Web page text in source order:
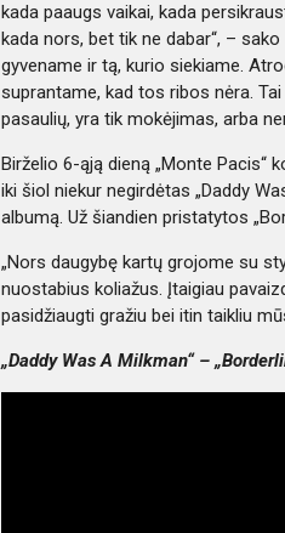
kada paaugs vaikai, kada
kada nors, bet tik ne dabar“, –
gyvename ir tą, kurio siekiame.
suprantame, kad tos ribos nėra.
pasaulių, yra tik mokėjimas, arba
Birželio 6-ąją dieną „Monte Pacis“
iki šiol niekur negirdėtas „Daddy
albumą. Už šiandien pristatytos
„Nors daugybę kartų grojome su
nuostabius koliažus. Įtaigiau
pasidžiaugti gražiu bei itin taikliu
„Daddy Was A Milkman“ –